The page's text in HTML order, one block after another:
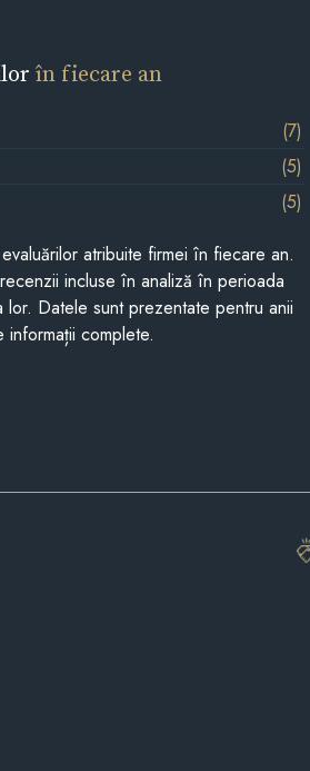
în fiecare an
(7)
(5)
(5)
atribuite firmei în fiecare an.
incluse în analiză în perioada
Datele sunt prezentate pentru anii
complete.